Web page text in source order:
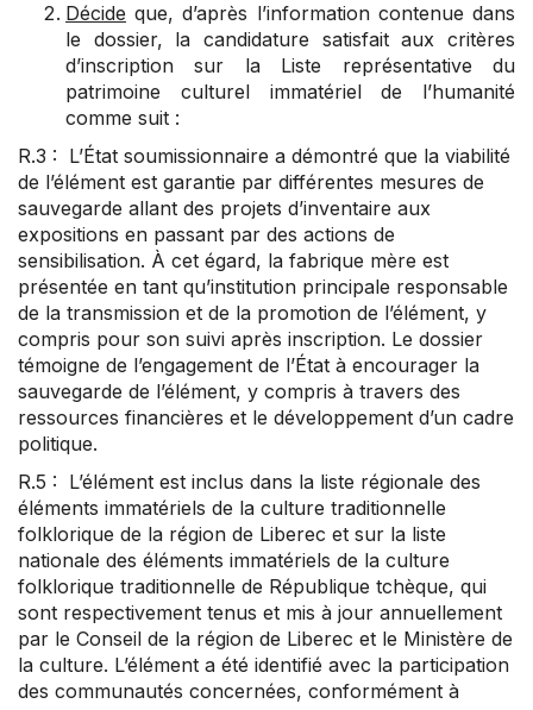
Décide que, d’après l’information contenue dans
le dossier, la candidature satisfait aux critères
d’inscription sur la Liste représentative du
patrimoine culturel immatériel de l’humanité
comme suit :
R.3 : L’État soumissionnaire a démontré que la viabilité
de l’élément est garantie par différentes mesures de
sauvegarde allant des projets d’inventaire aux
expositions en passant par des actions de
sensibilisation. À cet égard, la fabrique mère est
présentée en tant qu’institution principale responsable
de la transmission et de la promotion de l’élément, y
compris pour son suivi après inscription. Le dossier
témoigne de l’engagement de l’État à encourager la
sauvegarde de l’élément, y compris à travers des
ressources financières et le développement d’un cadre
politique.
R.5 : L’élément est inclus dans la liste régionale des
éléments immatériels de la culture traditionnelle
folklorique de la région de Liberec et sur la liste
nationale des éléments immatériels de la culture
folklorique traditionnelle de République tchèque, qui
sont respectivement tenus et mis à jour annuellement
par le Conseil de la région de Liberec et le Ministère de
la culture. L’élément a été identifié avec la participation
des communautés concernées, conformément à